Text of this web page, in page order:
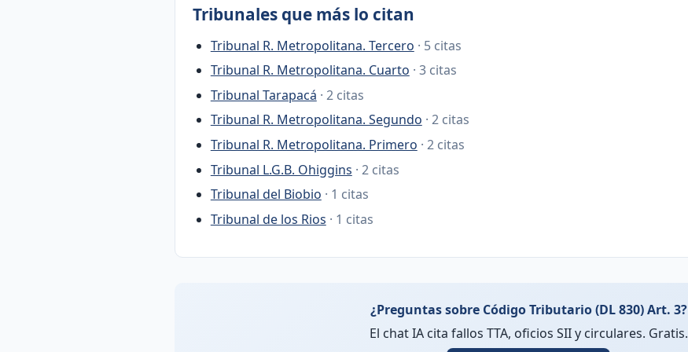
Tribunales que más lo citan
Tribunal R. Metropolitana. Tercero · 5 citas
Tribunal R. Metropolitana. Cuarto · 3 citas
Tribunal Tarapacá · 2 citas
Tribunal R. Metropolitana. Segundo · 2 citas
Tribunal R. Metropolitana. Primero · 2 citas
Tribunal L.G.B. Ohiggins · 2 citas
Tribunal del Biobio · 1 citas
Tribunal de los Rios · 1 citas
¿Preguntas sobre Código Tributario (DL 830) Art. 3?
El chat IA cita fallos TTA, oficios SII y circulares. Gratis.